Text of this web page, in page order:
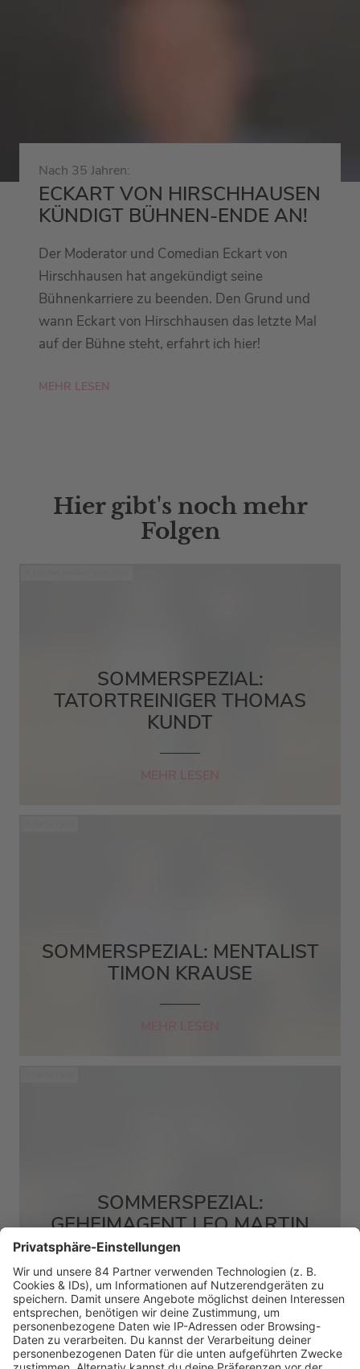
Nach 35 Jahren:
ECKART VON HIRSCHHAUSEN
KÜNDIGT BÜHNEN-ENDE AN!
Der Moderator und Comedian Eckart von
Hirschhausen hat angekündigt seine
Bühnenkarriere zu beenden. Den Grund und
wann Eckart von Hirschhausen das letzte Mal
auf der Bühne steht, erfahrt ich hier!
MEHR LESEN
Hier gibt's noch mehr
Folgen
SOMMERSPEZIAL:
TATORTREINIGER THOMAS
KUNDT
MEHR LESEN
SOMMERSPEZIAL: MENTALIST
TIMON KRAUSE
MEHR LESEN
SOMMERSPEZIAL:
GEHEIMAGENT LEO MARTIN
MEHR LESEN